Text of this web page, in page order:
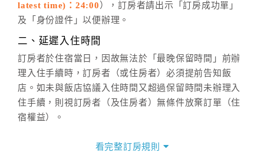
六、聯絡方式
(07)9682715 。
latest time)：24:00 ），訂房者請出示「訂房成功單」
及「身份證件」以便辦理。
二、延遲入住時間
訂房者於住宿當日，因故無法於「最晚保留時間」前辦
理入住手續時，訂房者（或住房者）必須提前告知飯
店。如未與飯店協議入住時間又超過保留時間未辦理入
住手續，則視訂房者（及住房者）無條件放棄訂單（住
宿權益）。
看完整訂房規則